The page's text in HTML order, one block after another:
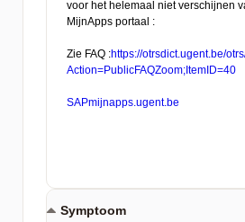
Symptoom